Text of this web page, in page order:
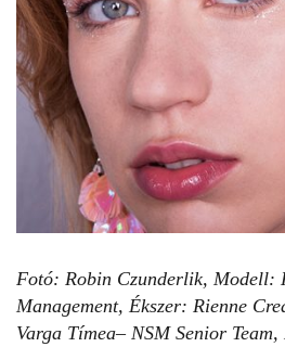
Fotó: Robin Czunderlik, Modell:
Management, Ékszer: Rienne
Varga Tímea– NSM Senior Team,